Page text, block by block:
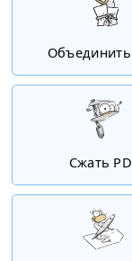
Объединить
Сжать